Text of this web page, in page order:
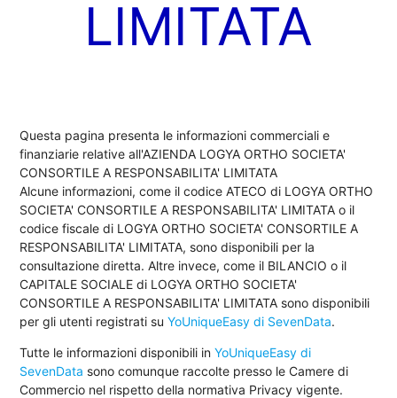
LIMITATA
Questa pagina presenta le informazioni commerciali e
finanziarie relative all'AZIENDA LOGYA ORTHO SOCIETA'
CONSORTILE A RESPONSABILITA' LIMITATA
Alcune informazioni, come il codice ATECO di LOGYA ORTHO
SOCIETA' CONSORTILE A RESPONSABILITA' LIMITATA o il
codice fiscale di LOGYA ORTHO SOCIETA' CONSORTILE A
RESPONSABILITA' LIMITATA, sono disponibili per la
consultazione diretta. Altre invece, come il BILANCIO o il
CAPITALE SOCIALE di LOGYA ORTHO SOCIETA'
CONSORTILE A RESPONSABILITA' LIMITATA sono disponibili
per gli utenti registrati suYoUniqueEasy di SevenData.
Tutte le informazioni disponibili inYoUniqueEasy di
SevenData sono comunque raccolte presso le Camere di
Commercio nel rispetto della normativa Privacy vigente.